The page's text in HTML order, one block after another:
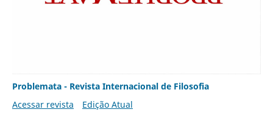
Problemata - Revista Internacional de Filosofia
Acessar revista
Edição Atual